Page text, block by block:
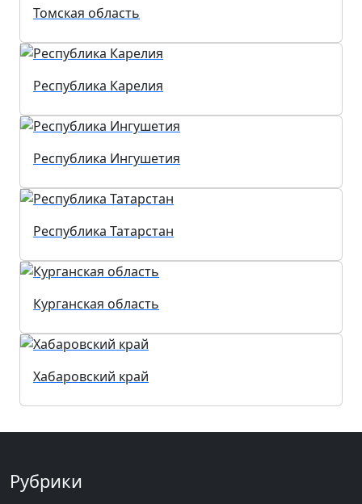
Томская область
Республика Карелия
Республика Ингушетия
Республика Татарстан
Курганская область
Хабаровский край
Рубрики